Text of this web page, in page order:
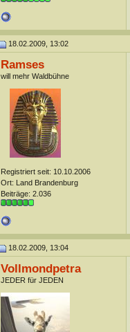
18.02.2009, 13:02
Ramses
will mehr Waldbühne
Registriert seit: 10.10.2006
Ort: Land Brandenburg
Beiträge: 2.036
18.02.2009, 13:04
Vollmondpetra
JEDER für JEDEN